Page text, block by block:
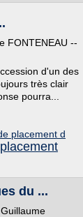
FONTENEAU --
d'un des
très clair
pourra...
placement d
du ...